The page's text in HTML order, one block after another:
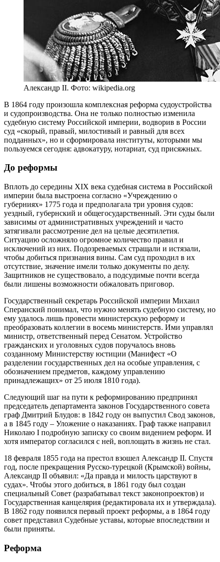
Александр II. Фото: wikipedia.org
В 1864 году произошла комплексная реформа судоустройства
и судопроизводства. Она не только полностью изменила
судебную систему Российской империи, водворив в России
суд «скорый, правый, милостивый и равный для всех
подданных», но и сформировала институты, которыми мы
пользуемся сегодня: адвокатуру, нотариат, суд присяжных.
До реформы
Вплоть до середины XIX века судебная система в Российской
империи была выстроена согласно «Учреждению о
губерниях» 1775 года и предполагала три уровня судов:
уездный, губернский и общегосударственный. Эти суды были
зависимы от административных учреждений и часто
затягивали рассмотрение дел на целые десятилетия.
Ситуацию осложняло огромное количество правил и
исключений из них. Подозреваемых стращали и истязали,
чтобы добиться признания вины. Сам суд проходил в их
отсутствие, значение имели только документы по делу.
Защитников не существовало, а подсудимые почти всегда
были лишены возможности обжаловать приговор.
Государственный секретарь Российской империи Михаил
Сперанский понимал, что нужно менять судебную систему, но
ему удалось лишь провести министерскую реформу и
преобразовать коллегии в восемь министерств. Ими управлял
министр, ответственный перед Сенатом. Устройство
гражданских и уголовных судов поручалось вновь
созданному Министерству юстиции (Манифест «О
разделении государственных дел на особые управления, с
обозначением предметов, каждому управлению
принадлежащих» от 25 июля 1810 года).
Следующий шаг на пути к реформированию предпринял
председатель департамента законов Государственного совета
граф Дмитрий Блудов: в 1842 году он выпустил Свод законов,
а в 1845 году – Уложение о наказаниях. Граф также направил
Николаю I подробную записку со своим видением реформ. И
хотя император согласился с ней, воплощать в жизнь не стал.
18 февраля 1855 года на престол взошел Александр II. Спустя
год, после прекращения Русско-турецкой (Крымской) войны,
Александр II объявил: «Да правда и милость царствуют в
судах». Чтобы этого добиться, в 1861 году был создан
специальный Совет (разрабатывал текст законопроектов) и
Государственная канцелярия (редактировала их и утверждала).
В 1862 году появился первый проект реформы, а в 1864 году
совет представил Судебные уставы, которые впоследствии и
были приняты.
Реформа